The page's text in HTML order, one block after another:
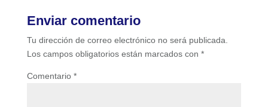
Enviar comentario
Tu dirección de correo electrónico no será publicada.
Los campos obligatorios están marcados con *
Comentario *